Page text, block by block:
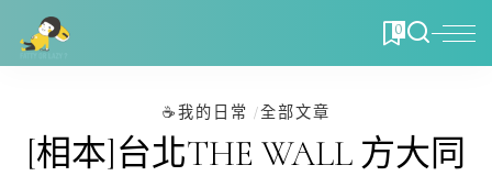
0
☕️我的日常 全部文章
[相本]台北THE WALL 方大同